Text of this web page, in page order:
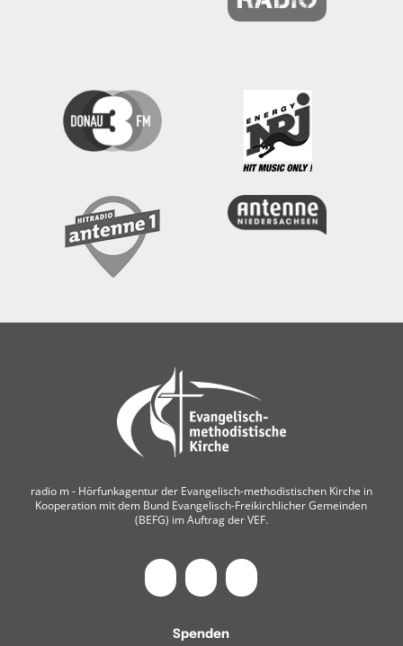
radio m ‐ Hörfunkagentur der Evangelisch-methodistischen Kirche in
Kooperation mit dem Bund Evangelisch-Freikirchlicher Gemeinden
(BEFG) im Auftrag der VEF.
Spenden